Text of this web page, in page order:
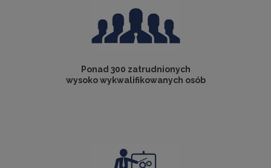
Ponad 300 zatrudnionych
wysoko wykwalifikowanych osób